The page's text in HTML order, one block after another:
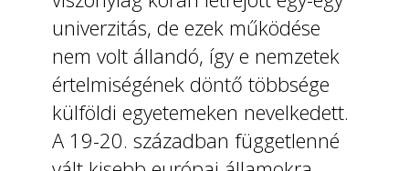
univerzitás, de ezek működése
nem volt állandó, így e nemzetek
értelmiségének döntő többsége
külföldi egyetemeken nevelkedett.
A 19-20. században függetlenné